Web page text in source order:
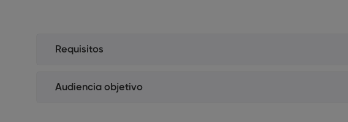
Requisitos
Audiencia objetivo